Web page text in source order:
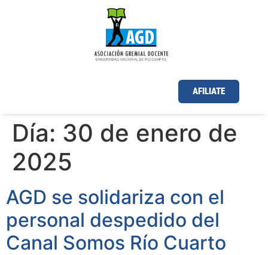
AFILIATE
Día: 30 de enero de
2025
AGD se solidariza con el
personal despedido del
Canal Somos Río Cuarto